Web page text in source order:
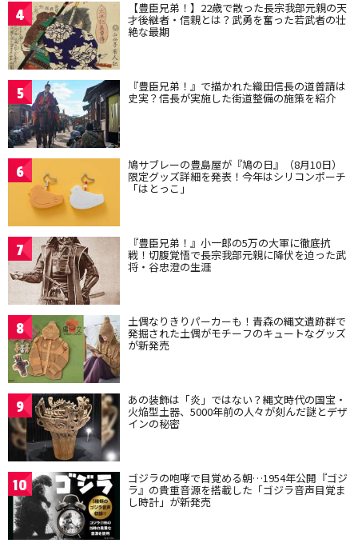
4 【豊臣兄弟！】22歳で散った長宗我部元親の天
才後継者・信親とは？武勇を奮った若武者の壮
絶な最期
5 『豊臣兄弟！』で描かれた織田信長の道普請は
史実？信長が実施した街道整備の施策を紹介
6 鳩サブレーの豊島屋が『鳩の日』（8月10日）
限定グッズ詳細を発表！今年はシリコンポーチ
「はとっこ」
7 『豊臣兄弟！』小一郎の5万の大軍に徹底抗
戦！切腹覚悟で長宗我部元親に降伏を迫った武
将・谷忠澄の生涯
8 土偶なりきりパーカーも！青森の縄文遺跡群で
発掘された土偶がモチーフのキュートなグッズ
が新発売
9 あの装飾は「炎」ではない？縄文時代の国宝・
火焔型土器、5000年前の人々が刻んだ謎とデザ
インの秘密
10 ゴジラの咆哮で目覚める朝…1954年公開『ゴジ
ラ』の貴重音源を搭載した「ゴジラ音声目覚ま
し時計」が新発売